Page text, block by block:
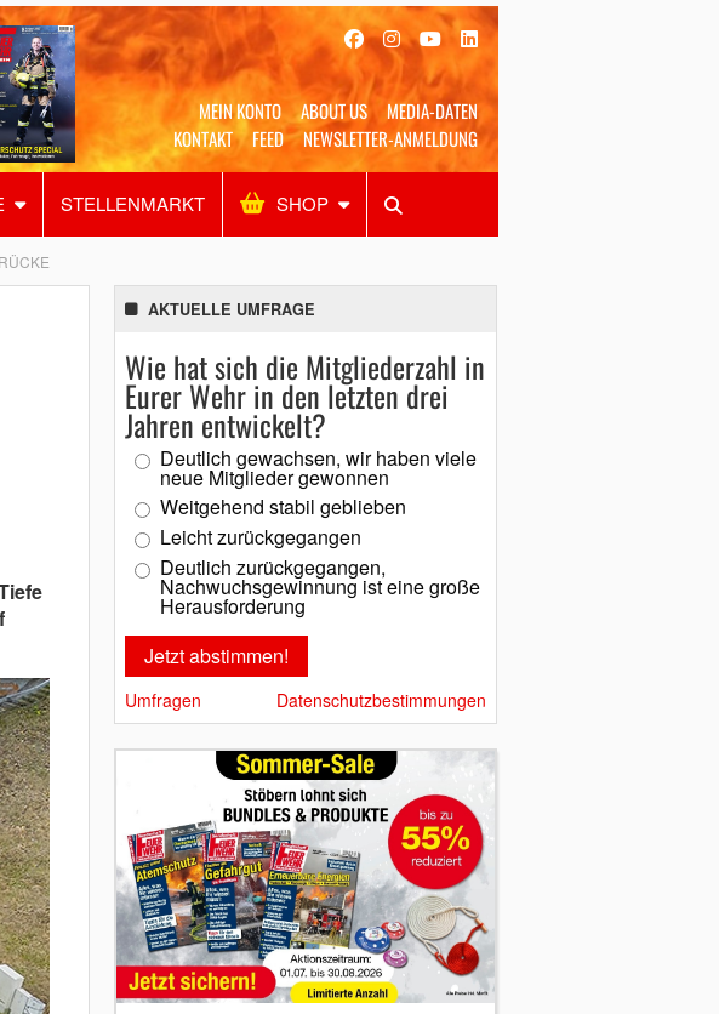
MEIN KONTO ABOUT US
MEDIA-DATEN
KONTAKT
FEED NEWSLETTER-ANMELDUNG
STELLENMARKT SHOP
Alles Shop SUCHEN
AKTUELLE UMFRAGE
Wie hat sich die Mitgliederzahl in
Eurer Wehr in den letzten drei
Jahren entwickelt?
Deutlich gewachsen, wir haben viele
neue Mitglieder gewonnen
Weitgehend stabil geblieben
Leicht zurückgegangen
Deutlich zurückgegangen,
Nachwuchsgewinnung ist eine große
Herausforderung
Umfragen Datenschutzbestimmungen